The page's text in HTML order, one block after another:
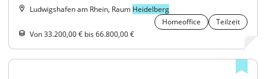
Ludwigshafen am Rhein, Raum Heidelberg
Homeoffice
Teilzeit
Von 33.200,00 € bis 66.800,00 €